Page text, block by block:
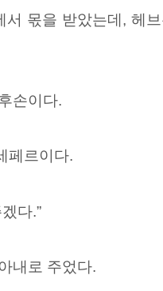
몫을 받았는데, 헤
손이다.
페르이다.
다.”
내로 주었다.